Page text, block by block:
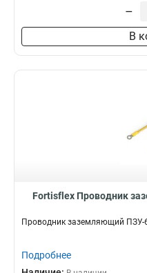
–
В
Fortisflex Проводник
Проводник заземляющий ПЗУ-
Подробнее